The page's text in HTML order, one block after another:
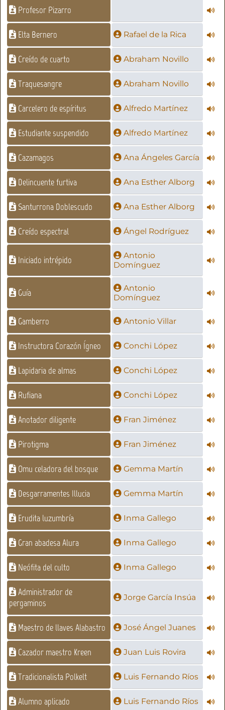
Profesor Pizarro
Elta Bernero Rafael de la Rica
Creído de cuarto Abraham Novillo
Traquesangre Abraham Novillo
Carcelero de espíritus Alfredo Martínez
Estudiante suspendido Alfredo Martínez
Cazamagos Ana Ángeles García
Delincuente furtiva Ana Esther Alborg
Santurrona Doblescudo Ana Esther Alborg
Creído espectral Ángel Rodríguez
Iniciado intrépido
Antonio
Domínguez
Guía
Antonio
Domínguez
Gamberro Antonio Villar
Instructora Corazón Ígneo Conchi López
Lapidaria de almas Conchi López
Rufiana Conchi López
Anotador diligente Fran Jiménez
Pirotigma Fran Jiménez
Omu celadora del bosque Gemma Martín
Desgarramentes Illucia Gemma Martín
Erudita luzumbría Inma Gallego
Gran abadesa Alura Inma Gallego
Neófita del culto Inma Gallego
Administrador de
pergaminos
Jorge García Insúa
Maestro de llaves Alabastro José Ángel Juanes
Cazador maestro Kreen Juan Luis Rovira
Tradicionalista Polkelt Luis Fernando Ríos
Alumno aplicado Luis Fernando Ríos